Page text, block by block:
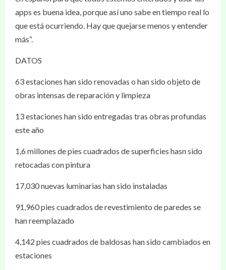
apps es buena idea, porque así uno sabe en tiempo real lo
que está ocurriendo. Hay que quejarse menos y entender
más“.
DATOS
63 estaciones han sido renovadas o han sido objeto de
obras intensas de reparación y limpieza
13 estaciones han sido entregadas tras obras profundas
este año
1,6 millones de pies cuadrados de superficies hasn sido
retocadas con pintura
17,030 nuevas luminarias han sido instaladas
91,960 pies cuadrados de revestimiento de paredes se
han reemplazado
4,142 pies cuadrados de baldosas han sido cambiados en
estaciones